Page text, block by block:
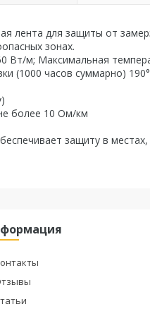
лента для защиты от
зонах.
Вт/м; Максимальная
(1000 часов суммарно)
более 10 Ом/км
защиту в